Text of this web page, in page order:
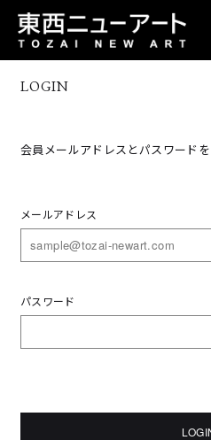
LOGIN
会員メールアドレスとパスワード
メールアドレス
パスワード